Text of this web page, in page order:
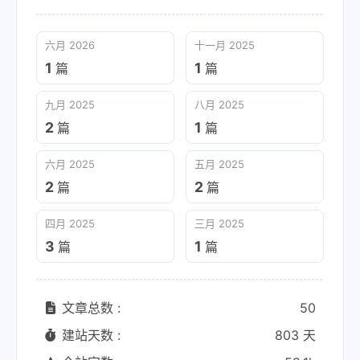
六月 2026
1 篇
十一月 2025
1 篇
九月 2025
2 篇
八月 2025
1 篇
六月 2025
2 篇
五月 2025
2 篇
四月 2025
3 篇
三月 2025
1 篇
文章总数 :
50
建站天数 :
803 天